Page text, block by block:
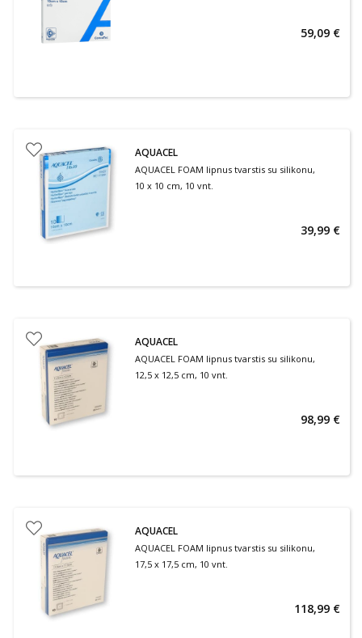
59,09 €
AQUACEL
AQUACEL FOAM lipnus tvarstis su silikonu,
10 x 10 cm, 10 vnt.
39,99 €
AQUACEL
AQUACEL FOAM lipnus tvarstis su silikonu,
12,5 x 12,5 cm, 10 vnt.
98,99 €
AQUACEL
AQUACEL FOAM lipnus tvarstis su silikonu,
17,5 x 17,5 cm, 10 vnt.
118,99 €